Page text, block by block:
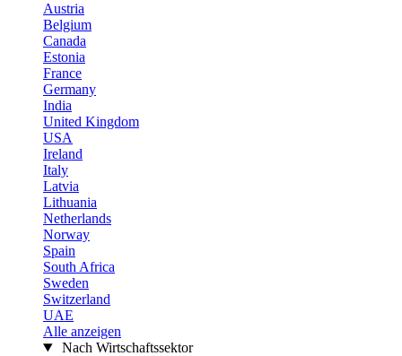
Austria
Belgium
Canada
Estonia
France
Germany
India
United Kingdom
USA
Ireland
Italy
Latvia
Lithuania
Netherlands
Norway
Spain
South Africa
Sweden
Switzerland
UAE
Alle anzeigen
Nach Wirtschaftssektor